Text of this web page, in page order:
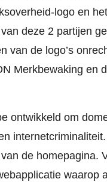
logo en
deze 2 partijen
van de logo’s
Merkbewaking en
ontwikkeld om
de homepagina.